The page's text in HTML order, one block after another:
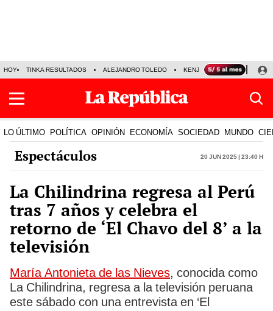
HOY TINKA RESULTADOS ALEJANDRO TOLEDO KENJI FUJIMORI
LO ÚLTIMO POLÍTICA OPINIÓN ECONOMÍA SOCIEDAD MUNDO
Espectáculos 20 Jun 2025 | 23:40 h
La Chilindrina regresa al Perú
tras 7 años y celebra el
retorno de ‘El Chavo del 8’ a la
televisión
María Antonieta de las Nieves, conocida como
La Chilindrina, regresa a la televisión peruana
este sábado con una entrevista en ‘El